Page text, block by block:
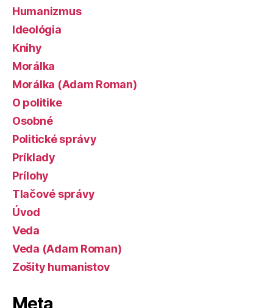
Humanizmus
Ideológia
Knihy
Morálka
Morálka (Adam Roman)
O politike
Osobné
Politické správy
Príklady
Prílohy
Tlačové správy
Úvod
Veda
Veda (Adam Roman)
Zošity humanistov
Meta